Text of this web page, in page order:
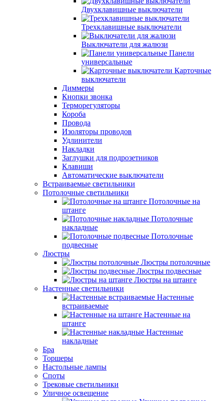
Двухклавишные выключатели
Трехклавишные выключатели
Выключатели для жалюзи
Панели
универсальные
Карточные
выключатели
Диммеры
Кнопки звонка
Терморегуляторы
Короба
Провода
Изоляторы проводов
Удлинители
Накладки
Заглушки для подрозетников
Клавиши
Автоматические выключатели
Встраиваемые светильники
Потолочные светильники
Потолочные на
штанге
Потолочные
накладные
Потолочные
подвесные
Люстры
Люстры потолочные
Люстры подвесные
Люстры на штанге
Настенные светильники
Настенные
встраиваемые
Настенные на
штанге
Настенные
накладные
Бра
Торшеры
Настольные лампы
Споты
Трековые светильники
Уличное освещение